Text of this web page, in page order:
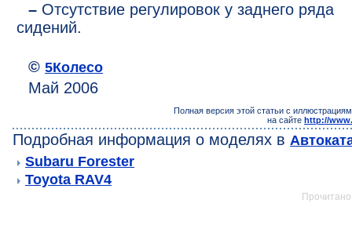
– Отсутствие регулировок у заднего ряда
сидений.
© 5Колесо
Май 2006
Полная версия этой статьи с
на сайте http://
Подробная информация о моделях в
Subaru Forester
Toyota RAV4